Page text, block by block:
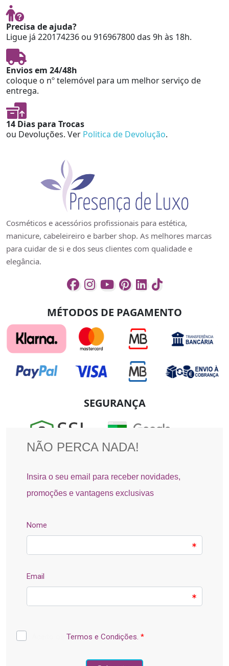
Precisa de ajuda?
Ligue já 220174236 ou 916967800 das 9h às 18h.
Envios em 24/48h
coloque o nº telemóvel para um melhor serviço de
entrega.
14 Dias para Trocas
ou Devoluções. Ver Politica de Devolução.
Cosméticos e acessórios profissionais para estética,
manicure, cabeleireiro e barber shop. As melhores marcas
para cuidar de si e dos seus clientes com qualidade e
elegância.
MÉTODOS DE PAGAMENTO
SEGURANÇA